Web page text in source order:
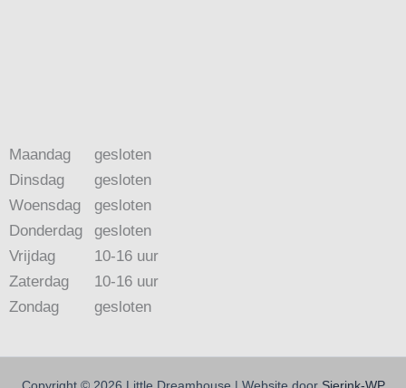
Maandag
Dinsdag
Woensdag
Donderdag
Vrijdag
Zaterdag
Zondag
gesloten
gesloten
gesloten
gesloten
10-16 uur
10-16 uur
gesloten